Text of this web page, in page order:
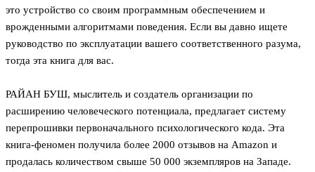
это устройство со своим программным обеспечением и
врожденными алгоритмами поведения. Если вы давно ищете
руководство по эксплуатации вашего соответственного разума,
тогда эта книга для вас.
РАЙАН БУШ, мыслитель и создатель организации по
расширению человеческого потенциала, предлагает систему
перепрошивки первоначального психологического кода. Эта
книга-феномен получила более 2000 отзывов на Amazon и
продалась количеством свыше 50 000 экземпляров на Западе.